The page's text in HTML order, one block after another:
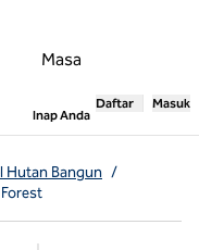
Masa
Inap Anda,Membuka
Daftar Masuk
Hutan Bangun /